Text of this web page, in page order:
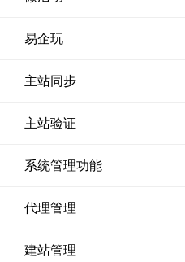
易企玩
主站同步
主站验证
系统管理功能
代理管理
建站管理